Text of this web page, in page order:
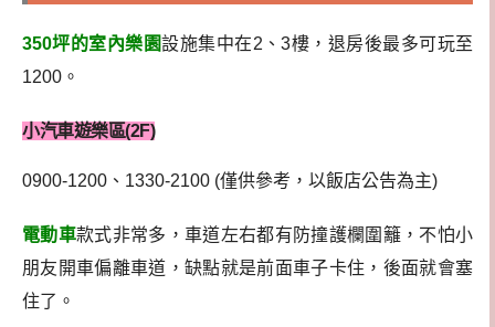
350坪的室內樂園設施集中在2、3樓，退房後最多可玩至
1200。
小汽車遊樂區(2F)
0900-1200、1330-2100 (僅供參考，以飯店公告為主)
電動車款式非常多，車道左右都有防撞護欄圍籬，不怕小
朋友開車偏離車道，缺點就是前面車子卡住，後面就會塞
住了。